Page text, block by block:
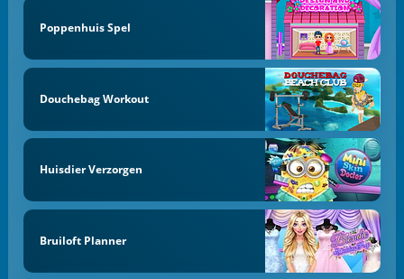
Poppenhuis Spel
Douchebag Workout
Huisdier Verzorgen
Bruiloft Planner